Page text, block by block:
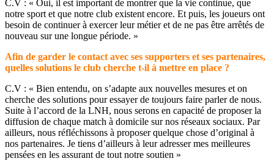
C.V : « Oui, il est important de montrer que la vie continue, que
notre sport et que notre club existent encore. Et puis, les joueurs ont
besoin de continuer à exercer leur métier et de ne pas être arrêtés de
nouveau sur une longue période. »
Afin de garder le contact avec ses supporters et ses partenaires,
quelles solutions le club cherche t-il à mettre en place ?
C.V : « Bien entendu, on s’adapte aux nouvelles mesures et on
cherche des solutions pour essayer de toujours faire parler de nous.
Suite à l’accord de la LNH, nous serons en capacité de proposer la
diffusion de chaque match à domicile sur nos réseaux sociaux. Par
ailleurs, nous réfléchissons à proposer quelque chose d’original à
nos partenaires. Je tiens d’ailleurs à leur adresser mes meilleures
pensées en les assurant de tout notre soutien »